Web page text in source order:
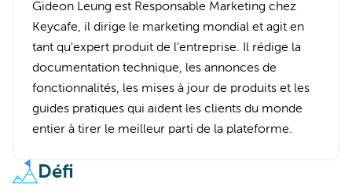
Gideon Leung est Responsable Marketing chez
Keycafe, il dirige le marketing mondial et agit en
tant qu'expert produit de l'entreprise. Il rédige la
documentation technique, les annonces de
fonctionnalités, les mises à jour de produits et les
guides pratiques qui aident les clients du monde
entier à tirer le meilleur parti de la plateforme.
Défi